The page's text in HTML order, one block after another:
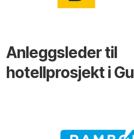
Anleggsleder til
hotellprosjekt i